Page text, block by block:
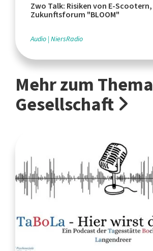
Zwo Talk: Risiken von E-Scootern,
Zukunftsforum "BLOOM"
Audio NiersRadio
Mehr zum Thema
Gesellschaft